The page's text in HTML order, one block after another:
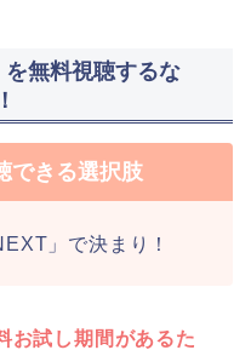
を無料視聴するな
できる選択肢
」で決まり！
お試し期間があるた